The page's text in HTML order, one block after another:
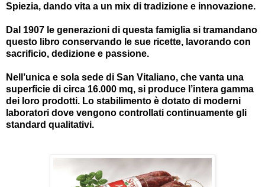
Spiezia, dando vita a un mix di tradizione e innovazione.
Dal 1907 le generazioni di questa famiglia si tramandano
questo libro conservando le sue ricette, lavorando con
sacrificio, dedizione e passione.
Nell’unica e sola sede di San Vitaliano, che vanta una
superficie di circa 16.000 mq, si produce l’intera gamma
dei loro prodotti. Lo stabilimento è dotato di moderni
laboratori dove vengono controllati continuamente gli
standard qualitativi.